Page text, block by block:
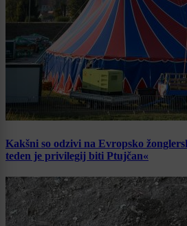
Kakšni so odzivi na Evropsko
teden je privilegij biti Ptujčan«